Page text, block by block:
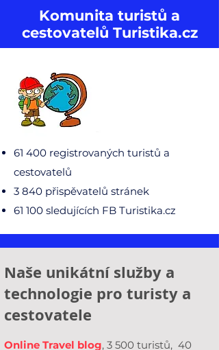
Komunita turistů a
cestovatelů Turistika.cz
61 400 registrovaných turistů a
cestovatelů
3 840 přispěvatelů stránek
61 100 sledujících FB Turistika.cz
Naše unikátní služby a
technologie pro turisty a
cestovatele
Online Travel blog, 3 500 turistů, 40